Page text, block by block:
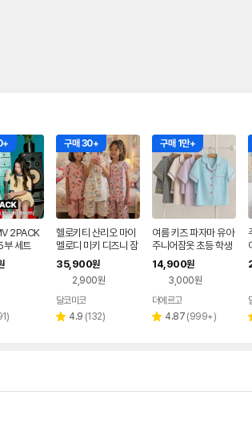
2PACK
부 세트
)
구매 30+
헬로키티 산리오 마이
멜로디 미키 디즈니 잠
옷 여아 키즈 주니어 맘
커플 초등 파자마파티
35,900원
2,900원
달코미코
별 4.9 리
(132)
구매 1만+
여름 키즈 파자마 유아
주니어잠옷 초등 학생
여아 잠옷 아동
14,900원
3,000원
더에르고
별 4.87 리
(999+)